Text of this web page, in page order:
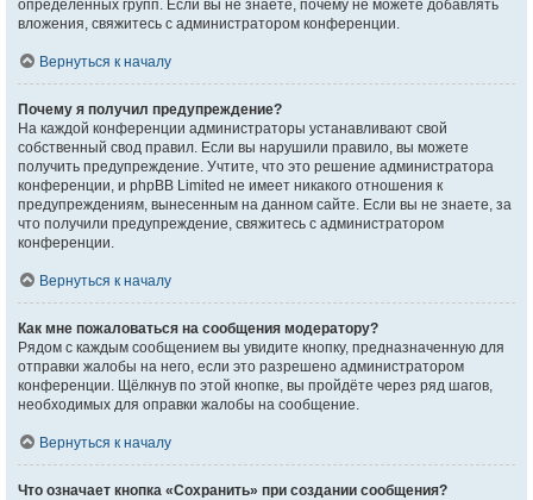
определённых групп. Если вы не знаете, почему не можете добавлять
вложения, свяжитесь с администратором конференции.
Вернуться к началу
Почему я получил предупреждение?
На каждой конференции администраторы устанавливают свой
собственный свод правил. Если вы нарушили правило, вы можете
получить предупреждение. Учтите, что это решение администратора
конференции, и phpBB Limited не имеет никакого отношения к
предупреждениям, вынесенным на данном сайте. Если вы не знаете, за
что получили предупреждение, свяжитесь с администратором
конференции.
Вернуться к началу
Как мне пожаловаться на сообщения модератору?
Рядом с каждым сообщением вы увидите кнопку, предназначенную для
отправки жалобы на него, если это разрешено администратором
конференции. Щёлкнув по этой кнопке, вы пройдёте через ряд шагов,
необходимых для оправки жалобы на сообщение.
Вернуться к началу
Что означает кнопка «Сохранить» при создании сообщения?